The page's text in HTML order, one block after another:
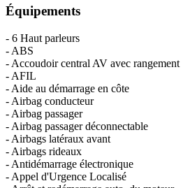
Équipements
- 6 Haut parleurs
- ABS
- Accoudoir central AV avec rangement
- AFIL
- Aide au démarrage en côte
- Airbag conducteur
- Airbag passager
- Airbag passager déconnectable
- Airbags latéraux avant
- Airbags rideaux
- Antidémarrage électronique
- Appel d'Urgence Localisé